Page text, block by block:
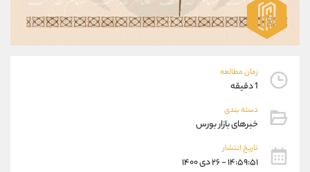
زمان مطالعه
1 دقیقه
دسته بندی
خبرهای بازار بورس
تاریخ انتشار
۱۴:۵۹:۵۱ - ۲۶ دی ۱۴۰۰
09927779040
واتساپ شروع گفتگو
تلگرام
پشتیبان فروش
موبایل
تلگرام
داخلی